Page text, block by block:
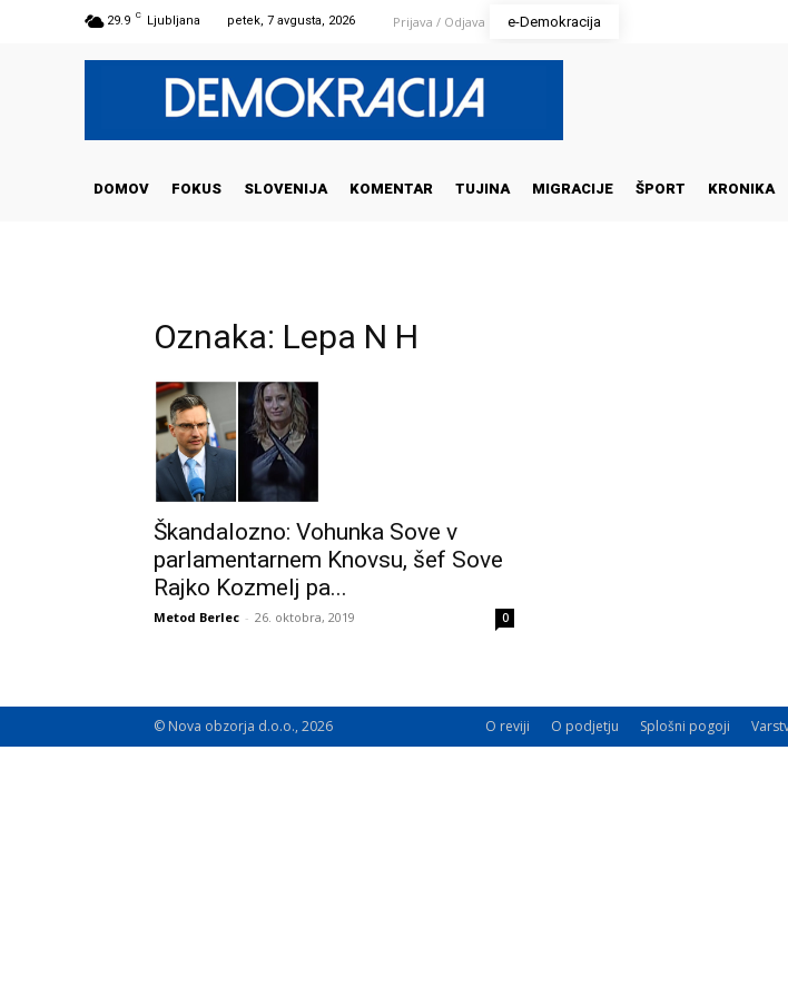
29.9 C Ljubljana petek, 7 avgusta, 2026 Prijava / Odjava e-Demokracija
DOMOV FOKUS SLOVENIJA KOMENTAR TUJINA MIGRACIJE ŠPORT KRONIKA
Oznaka: Lepa N H
Škandalozno: Vohunka Sove v
parlamentarnem Knovsu, šef Sove
Rajko Kozmelj pa...
Metod Berlec - 26. oktobra, 2019 0
O reviji O podjetju Splošni pogoji
© Nova obzorja d.o.o., 2026